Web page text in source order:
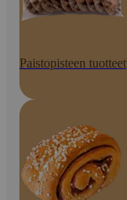
Paistopisteen tuotteet